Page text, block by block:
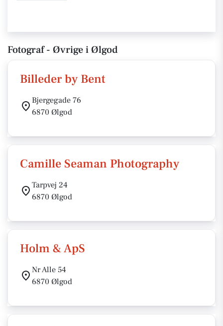
Fotograf - Øvrige i Ølgod
Billeder by Bent
Bjergegade 76
6870 Ølgod
Camille Seaman Photography
Tarpvej 24
6870 Ølgod
Holm & ApS
Nr Alle 54
6870 Ølgod